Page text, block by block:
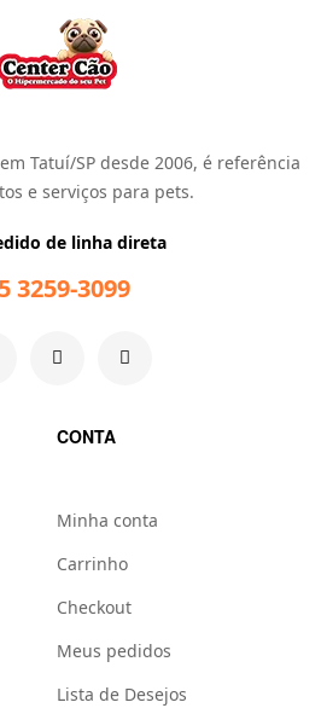
Tatuí/SP desde 2006, é referência
e serviços para pets.
de linha direta
3259-3099
CONTA
Minha conta
Carrinho
Checkout
Meus pedidos
Lista de Desejos